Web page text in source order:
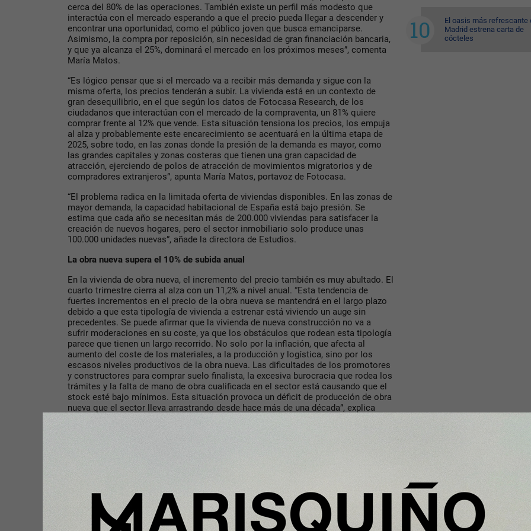
cerca del 80% de las operaciones. También existe un perfil más modesto que
interactúa con el mercado esperando a que el precio pueda llegar a descender y
encontrar una oportunidad, como el público joven que busca emanciparse.
Asimismo, la compra por reposición, sin necesidad de gran financiación bancaria,
y que ya alcanza el 25%, dominará el mercado en los próximos meses”, comenta
María Matos.
“Es lógico pensar que si el mercado va a recibir más demanda y sigue con la
misma oferta, los precios tenderán a subir. La vivienda está en un contexto de
gran desequilibrio, en el que según los datos de Fotocasa Research, de los
ciudadanos que interactúan con el mercado de la compraventa, un 81% quiere
comprar frente al 12% que vende. Esta situación tensiona los precios, los empuja
al alza y probablemente este encarecimiento se acentuará en la última etapa de
2025, sobre todo, en las zonas donde la presión de la demanda es mayor, como
las grandes capitales y zonas costeras que tienen una gran capacidad de
atracción, ejerciendo de polos de atracción de movimientos migratorios y de
compradores extranjeros”, apunta María Matos, portavoz de Fotocasa.
“El problema radica en la limitada oferta de viviendas disponibles. En las zonas de
mayor demanda, la capacidad habitacional de España está bajo presión. Se
estima que cada año se necesitan más de 200.000 viviendas para satisfacer la
creación de nuevos hogares, pero el sector inmobiliario solo produce unas
100.000 unidades nuevas”, añade la directora de Estudios.
La obra nueva supera el 10% de subida anual
En la vivienda de obra nueva, el incremento del precio también es muy abultado. El
cuarto trimestre cierra al alza con un 11,2% a nivel anual. “Esta tendencia de
fuertes incrementos en el precio de la obra nueva se mantendrá en el largo plazo
debido a que esta tipología de vivienda a estrenar está viviendo un auge sin
precedentes. Se puede afirmar que la vivienda de nueva construcción no va a
sufrir moderaciones en su coste, ya que los obstáculos que rodean esta tipología
parece que tienen un largo recorrido. No solo por la inflación, que afecta al
aumento del coste de los materiales, a la producción y logística, sino por los
escasos niveles productivos de la obra nueva. Las dificultades de los promotores
y constructores para comprar suelo finalista, la excesiva burocracia que rodea los
trámites y la falta de mano de obra cualificada en el sector está causando que el
stock esté bajo mínimos. Esta situación provoca un déficit de producción de obra
nueva que el sector lleva arrastrando desde hace más de una década”, explica
inflación vuelve a repuntar y si eso sucede, el Banco Central Europeo podría
adoptar una política monetaria más restrictiva. Si los tipos de interés
comenzasen a subir, el encarecimiento del crédito podría moderar el volumen de
hipotecas concedidas y llegar a frenar parte de la demanda de compra,
El oasis más refrescante
Madrid estrena carta de
cócteles